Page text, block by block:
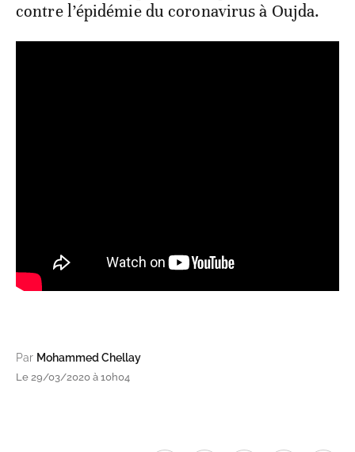
contre l’épidémie du coronavirus à Oujda.
Par Mohammed Chellay
Le 29/03/2020 à 10h04